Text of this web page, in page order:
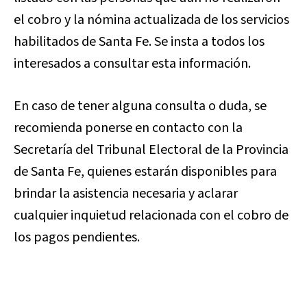
el cobro y la nómina actualizada de los servicios
habilitados de Santa Fe. Se insta a todos los
interesados a consultar esta información.
En caso de tener alguna consulta o duda, se
recomienda ponerse en contacto con la
Secretaría del Tribunal Electoral de la Provincia
de Santa Fe, quienes estarán disponibles para
brindar la asistencia necesaria y aclarar
cualquier inquietud relacionada con el cobro de
los pagos pendientes.